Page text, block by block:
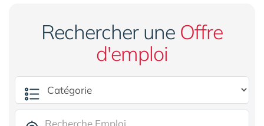
Rechercher une Offre
d'emploi